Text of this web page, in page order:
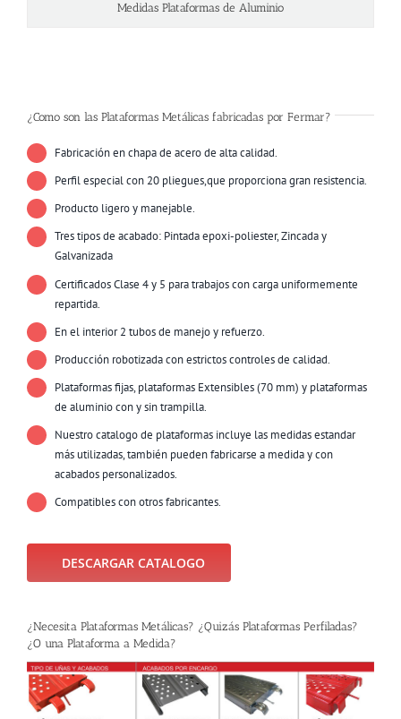
Medidas Plataformas de Aluminio
¿Como son las Plataformas Metálicas fabricadas por Fermar?
Fabricación en chapa de acero de alta calidad.
Perfil especial con 20 pliegues,que proporciona gran resistencia.
Producto ligero y manejable.
Tres tipos de acabado: Pintada epoxi-poliester, Zincada y
Galvanizada
Certificados Clase 4 y 5 para trabajos con carga uniformemente
repartida.
En el interior 2 tubos de manejo y refuerzo.
Producción robotizada con estrictos controles de calidad.
Plataformas fijas, plataformas Extensibles (70 mm) y plataformas
de aluminio con y sin trampilla.
Nuestro catalogo de plataformas incluye las medidas estandar
más utilizadas, también pueden fabricarse a medida y con
acabados personalizados.
Compatibles con otros fabricantes.
DESCARGAR CATALOGO
¿Necesita Plataformas Metálicas? ¿Quizás Plataformas Perfiladas?
¿O una Plataforma a Medida?